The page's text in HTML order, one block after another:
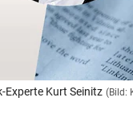
Experte Kurt Seinitz (Bild: